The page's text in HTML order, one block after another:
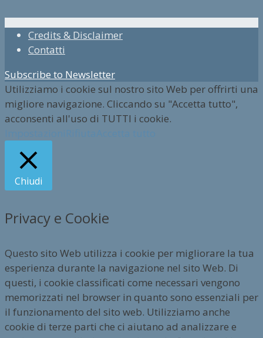
Credits & Disclaimer
Contatti
Subscribe to Newsletter
Utilizziamo i cookie sul nostro sito Web per offrirti una
migliore navigazione. Cliccando su "Accetta tutto",
acconsenti all'uso di TUTTI i cookie.
Chiudi
Privacy e Cookie
Questo sito Web utilizza i cookie per migliorare la tua
esperienza durante la navigazione nel sito Web. Di
questi, i cookie classificati come necessari vengono
memorizzati nel browser in quanto sono essenziali per
il funzionamento del sito web. Utilizziamo anche
cookie di terze parti che ci aiutano ad analizzare e